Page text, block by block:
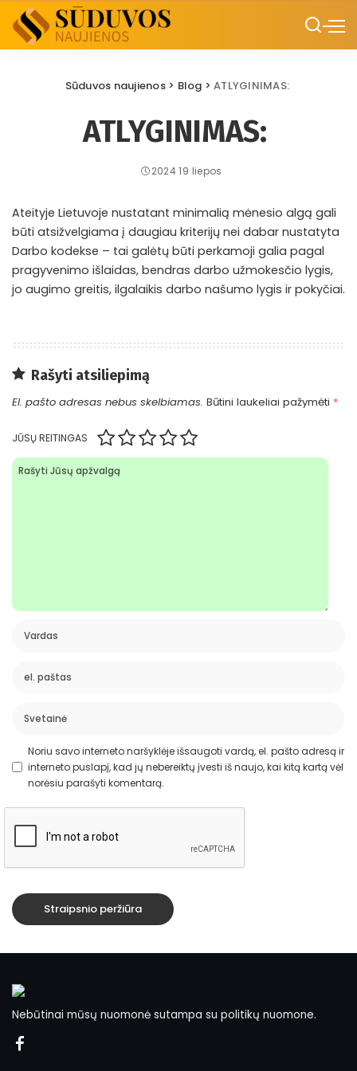
Sūduvos naujienos> Blog >ATLYGINIMAS:
ATLYGINIMAS:
2024 19 liepos
Ateityje Lietuvoje nustatant minimalią mėnesio algą gali
būti atsižvelgiama į daugiau kriterijų nei dabar nustatyta
Darbo kodekse – tai galėtų būti perkamoji galia pagal
pragyvenimo išlaidas, bendras darbo užmokesčio lygis,
jo augimo greitis, ilgalaikis darbo našumo lygis ir pokyčiai.
Rašyti atsiliepimą
El. pašto adresas nebus skelbiamas. Būtini laukeliai pažymėti *
JŪSŲ REITINGAS
Noriu savo interneto naršyklėje išsaugoti vardą, el. pašto adresą ir
interneto puslapį, kad jų nebereiktų įvesti iš naujo, kai kitą kartą vėl
norėsiu parašyti komentarą.
Nebūtinai mūsų nuomonė sutampa su politikų nuomone.